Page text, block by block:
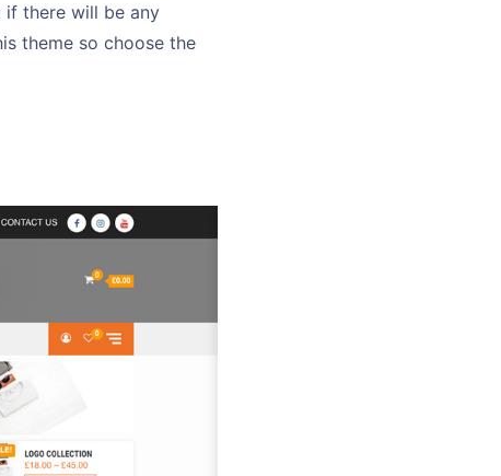
if there will be any
theme so choose the